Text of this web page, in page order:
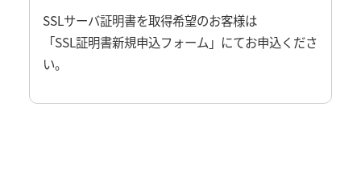
SSLサーバ証明書を取得希望のお客様は
「SSL証明書新規申込フォーム」 にてお申込くださ
い。